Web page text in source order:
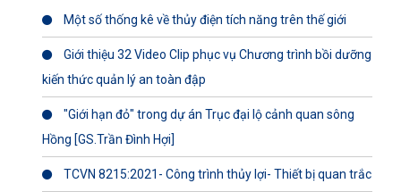
Một số thống kê về thủy điện tích năng trên thế giới
Giới thiệu 32 Video Clip phục vụ Chương trình bồi dưỡng
kiến thức quản lý an toàn đập
"Giới hạn đỏ" trong dự án Trục đại lộ cảnh quan sông
Hồng [GS.Trần Đình Hợi]
TCVN 8215:2021- Công trình thủy lợi- Thiết bị quan trắc